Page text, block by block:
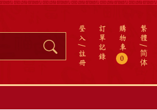
繁
體
简
体
購
物
車
0
訂
單
記
錄
登
入
註
冊